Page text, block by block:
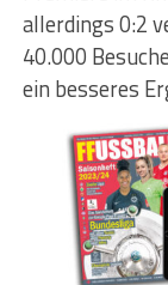
allerdings 0:2
40.000
ein besseres